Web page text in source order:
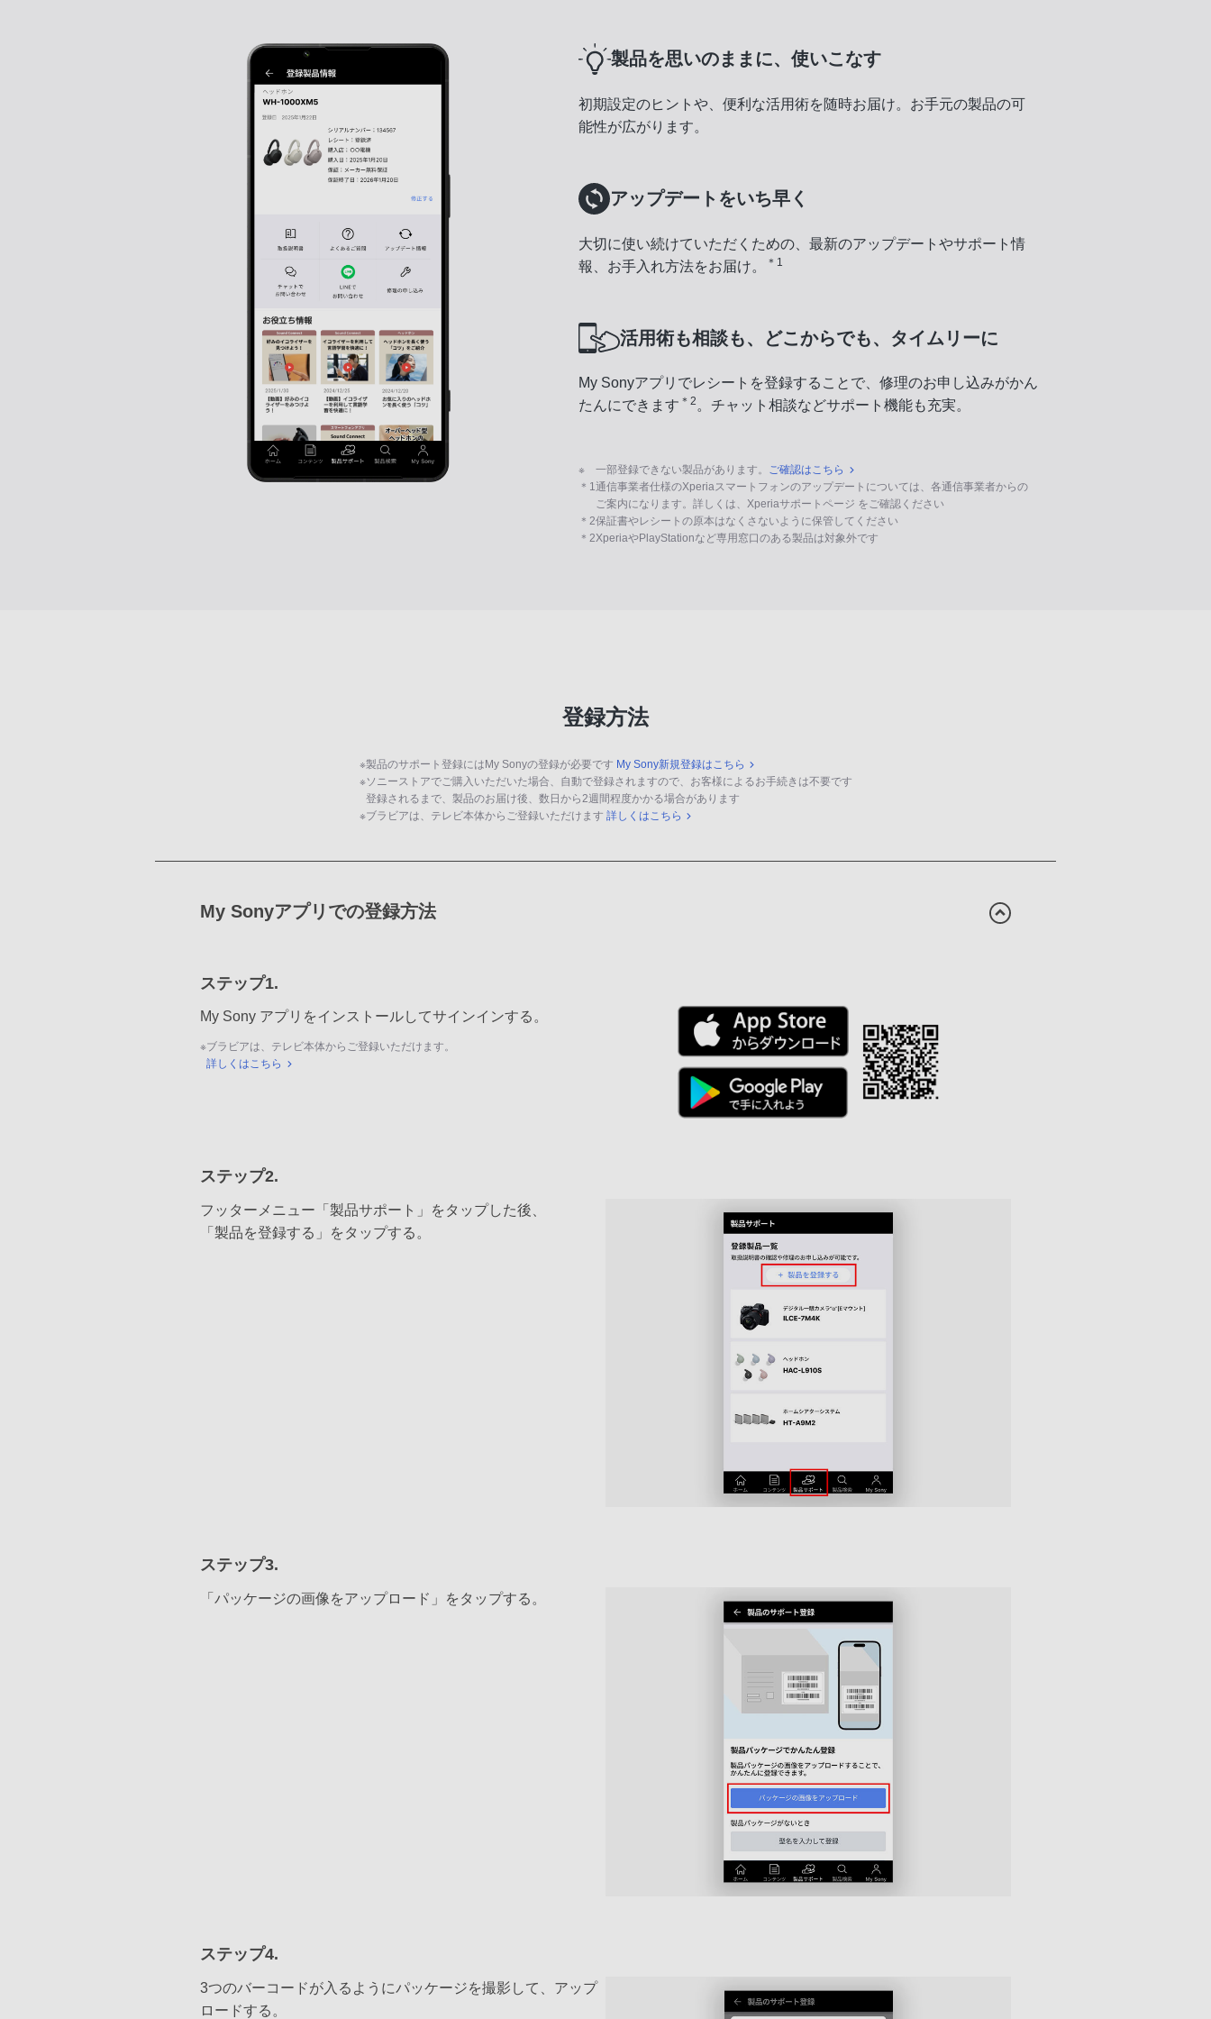
製品を思いのままに、使いこなす
初期設定のヒントや、便利な活用術を随時お届け。お手元の製品の可
能性が広がります。
アップデートをいち早く
大切に使い続けていただくための、最新のアップデートやサポート情
報、お手入れ方法をお届け。
＊1
活用術も相談も、どこからでも、 タイムリーに
My Sonyアプリでレシートを登録することで、修理のお申し込みがかん
たんにできます ＊2 。チャット相談などサポート機能も充実。
※ 一部登録できない製品があります。 ご確認はこちら
＊1通信事業者仕様のXperiaスマートフォンのアップデートについては、各通信事業者からの
ご案内になります。詳しくは、Xperiaサポートページ をご確認ください
＊2保証書やレシートの原本はなくさないように保管してください
＊2XperiaやPlayStationなど専用窓口のある製品は対象外です
登録方法
※製品のサポート登録にはMy Sonyの登録が必要です My Sony新規登録はこちら
※ソニーストアでご購入いただいた場合、自動で登録されますので、お客様によるお手続きは不要です
登録されるまで、製品のお届け後、数日から2週間程度かかる場合があります
※ブラビアは、テレビ本体からご登録いただけます 詳しくはこちら
My Sonyアプリでの登録方法
ステップ1.
My Sony アプリをインストールしてサインインする。
※ブラビアは、テレビ本体からご登録いただけます。
詳しくはこちら
ステップ2.
フッターメニュー「製品サポート」をタップした後、
「製品を登録する」をタップする。
ステップ3.
「パッケージの画像をアップロード」をタップする。
ステップ4.
3つのバーコードが入るようにパッケージを撮影して、アップ
ロードする。